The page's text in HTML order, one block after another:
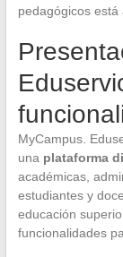
pedagógicos está
MyCampus.
una plataforma
académicas,
estudiantes y
educación
funcionalidades